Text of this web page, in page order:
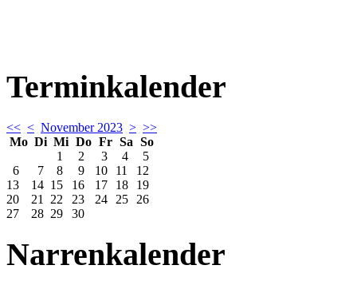
Terminkalender
<< < November 2023 > >>
Mo Di Mi Do Fr Sa So
1
2 3 4
5
6
7 8 9 10 11
12
13
14 15 16 17 18
19
20
21 22 23 24 25
26
27
28 29 30
Narrenkalender